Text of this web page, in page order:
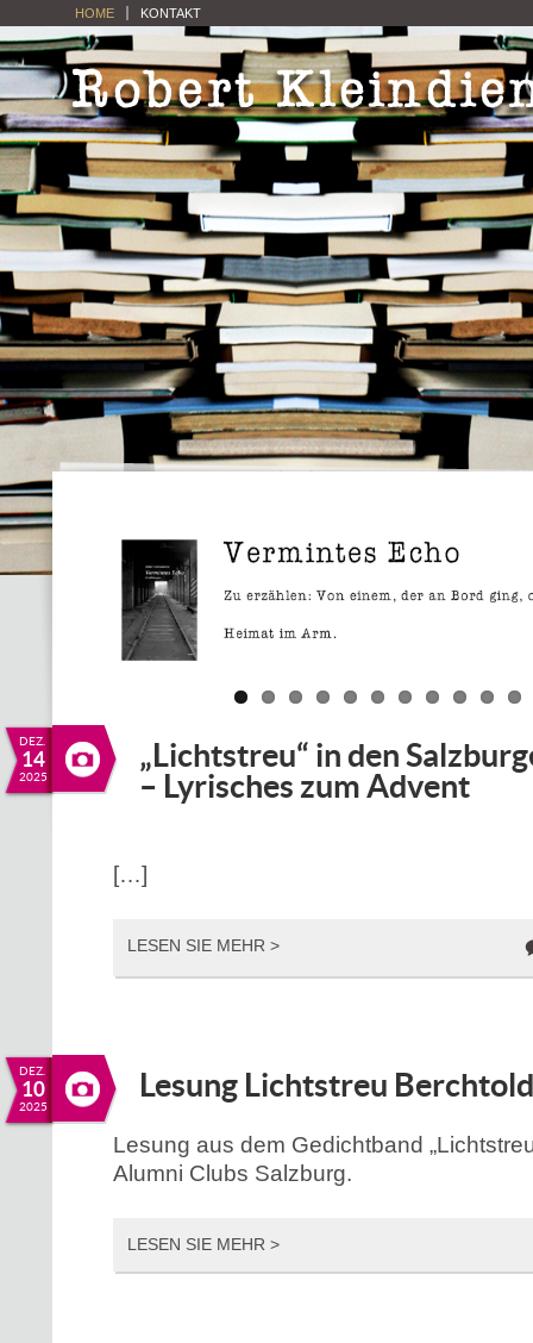
HOME KONTAKT
DEZ.
14
2025
„Lichtstreu“ in den
– Lyrisches zum Advent
[…]
LESEN SIE MEHR >
DEZ.
10
2025
Lesung Lichtstreu
Lesung aus dem Gedichtband
Alumni Clubs Salzburg.
LESEN SIE MEHR >